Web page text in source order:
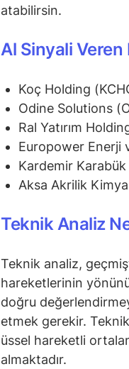
atabilirsin.
Al Sinyali Veren
Koç Holding
Odine Solutions
Ral Yatırım
Europower Enerji
Kardemir
Aksa Akrilik
Teknik Analiz
Teknik analiz,
hareketlerinin
doğru
etmek gerekir.
üssel hareketli
almaktadır.